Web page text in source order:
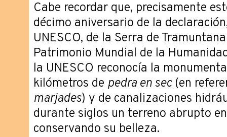
Cabe recordar que, precisamente
décimo aniversario de la
UNESCO, de la Serra de
Patrimonio Mundial de la
la UNESCO reconocía la
kilómetros de pedra en sec(en
marjades) y de canalizaciones
durante siglos un terreno abrupto
conservando su belleza.